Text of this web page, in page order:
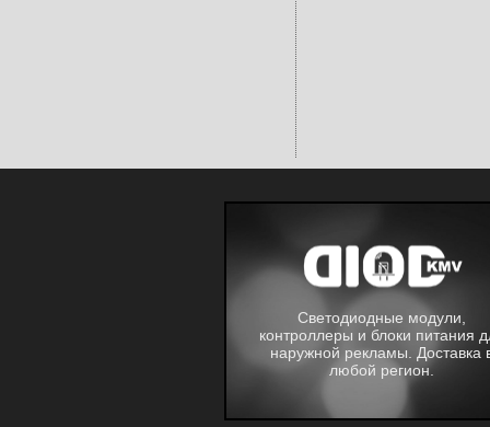
Светодиодные модули,
контроллеры и блоки питания
наружной рекламы. Доставка
любой регион.